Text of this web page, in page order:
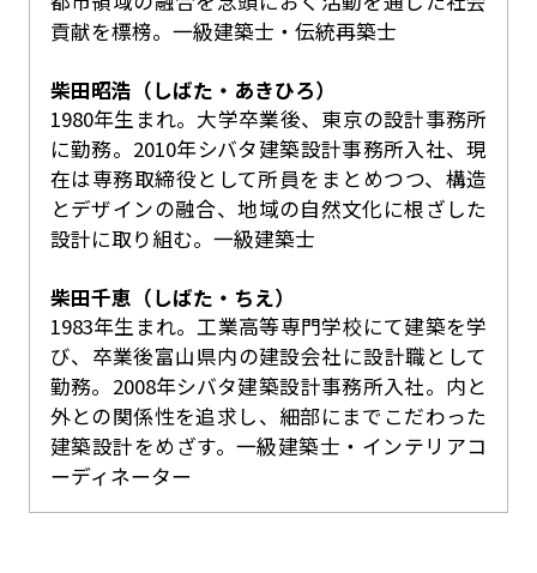
貢献を標榜。一級建築士・伝統再築士
柴田昭浩（しばた・あきひろ）
1980年生まれ。大学卒業後、東京の設計事務所
に勤務。2010年シバタ建築設計事務所入社、現
在は専務取締役として所員をまとめつつ、構造
とデザインの融合、地域の自然文化に根ざした
設計に取り組む。一級建築士
柴田千恵（しばた・ちえ）
1983年生まれ。工業高等専門学校にて建築を学
び、卒業後富山県内の建設会社に設計職として
勤務。2008年シバタ建築設計事務所入社。内と
外との関係性を追求し、細部にまでこだわった
建築設計をめざす。一級建築士・インテリアコ
ーディネーター